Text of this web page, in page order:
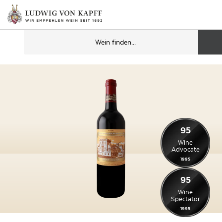
95
Wine
Advocate
1995
95
Wine
Spectator
1995